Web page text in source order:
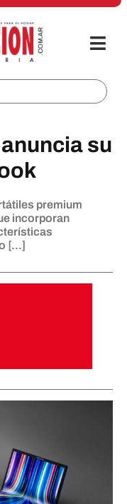
su
premium
incorporan
[...]